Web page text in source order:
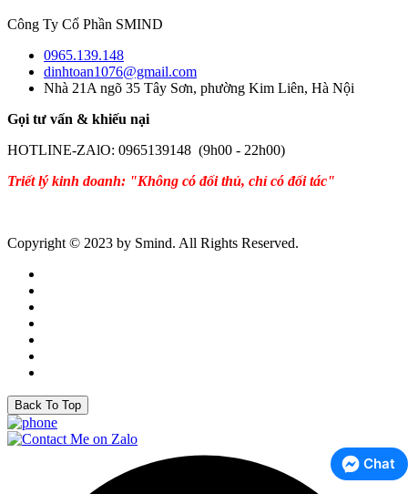
Công Ty Cổ Phần SMIND
0965.139.148
dinhtoan1076@gmail.com
Nhà 21A ngõ 35 Tây Sơn, phường Kim Liên, Hà Nội
Gọi tư vấn & khiếu nại
HOTLINE-ZAlO: 0965139148 (9h00 - 22h00)
Triết lý kinh doanh: "Không có đối thủ, chỉ có đối tác"
Copyright © 2023 by Smind. All Rights Reserved.
Back To Top
Chat